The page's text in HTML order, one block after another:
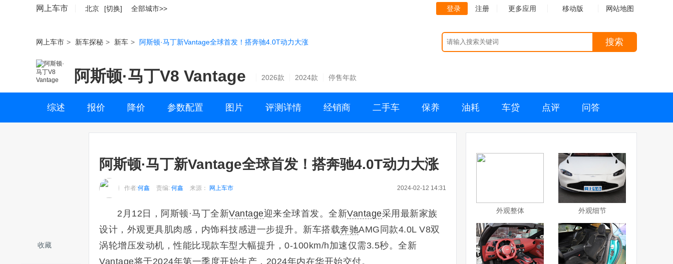
网上车市 北京 [切换] 全部城市>> 登录 注册 更多应用 移动版 网站地图
网上车市 > 新车探秘 > 新车 > 阿斯顿·马丁新Vantage全球首发！搭奔驰4.0T动力大涨 搜索
阿斯顿·马丁V8 Vantage 2026款 2024款 停售年款
综述 报价 降价 参数配置 图片 评测详情 经销商 二手车 保养 油耗 车贷 点评 问答
收藏
阿斯顿·马丁新Vantage全球首发！搭奔驰4.0T动力大涨
作者:何鑫 责编: 何鑫 来源： 网上车市 2024-02-12 14:31
2月12日，阿斯顿·马丁全新Vantage迎来全球首发。全新Vantage采用最新家族
设计，外观更具肌肉感，内饰科技感进一步提升。新车搭载奔驰AMG同款4.0L V8双
涡轮增压发动机，性能比现款车型大幅提升，0-100km/h加速仅需3.5秒。 全新
Vantage将于2024年第一季度开始生产，2024年内在华开始交付。
外观整体 外观细节